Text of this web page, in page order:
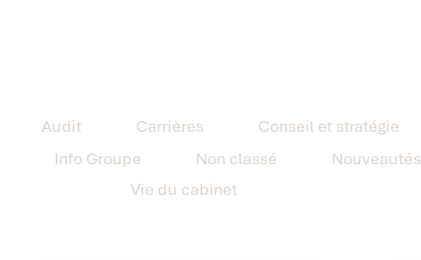
Audit Carrières Conseil et stratégie
Info Groupe Non classé Nouveautés
Vie du cabinet